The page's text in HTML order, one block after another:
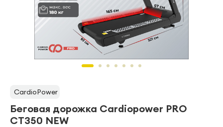
CardioPower
Беговая дорожка Cardiopower PRO
CT350 NEW